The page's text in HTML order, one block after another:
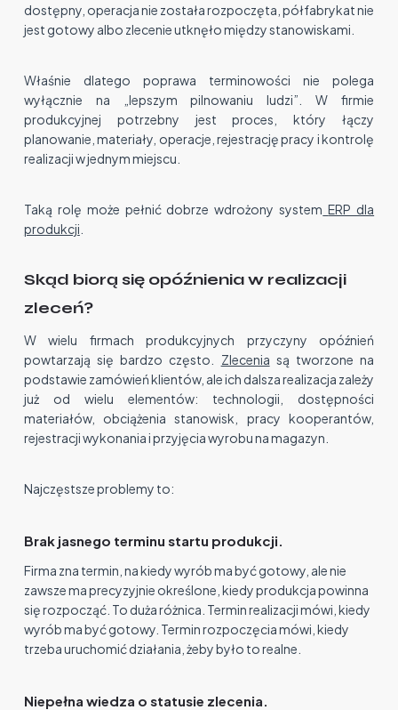
dostępny, operacja nie została rozpoczęta, półfabrykat nie
jest gotowy albo zlecenie utknęło między stanowiskami.
Właśnie dlatego poprawa terminowości nie polega
wyłącznie na „lepszym pilnowaniu ludzi”. W firmie
produkcyjnej potrzebny jest proces, który łączy
planowanie, materiały, operacje, rejestrację pracy i kontrolę
realizacji w jednym miejscu.
Taką rolę może pełnić dobrze wdrożony system ERP dla
produkcji
Skąd biorą się opóźnienia w realizacji
zleceń?
W wielu firmach produkcyjnych przyczyny opóźnień
powtarzają się bardzo często. Zlecenia są tworzone na
podstawie zamówień klientów, ale ich dalsza realizacja zależy
już od wielu elementów: technologii, dostępności
materiałów, obciążenia stanowisk, pracy kooperantów,
rejestracji wykonania i przyjęcia wyrobu na magazyn.
Najczęstsze problemy to:
Brak jasnego terminu startu produkcji.
Firma zna termin, na kiedy wyrób ma być gotowy, ale nie
zawsze ma precyzyjnie określone, kiedy produkcja powinna
się rozpocząć. To duża różnica. Termin realizacji mówi, kiedy
wyrób ma być gotowy. Termin rozpoczęcia mówi, kiedy
trzeba uruchomić działania, żeby było to realne.
Niepełna wiedza o statusie zlecenia.